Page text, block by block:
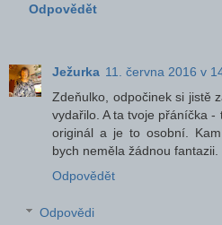
Odpovědět
Ježurka 11. června 2016 v
Zdeňulko, odpočinek si jistě
vydařilo. A ta tvoje přáníčka
originál a je to osobní.
bych neměla žádnou fantazii.
Odpovědět
Odpovědi